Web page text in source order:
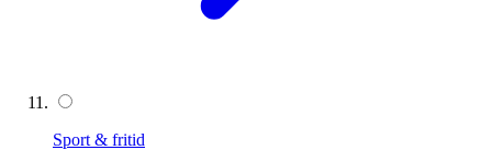
Sport & fritid